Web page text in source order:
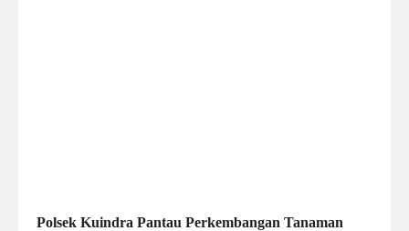
Polsek Kuindra Pantau Perkembangan Tanaman